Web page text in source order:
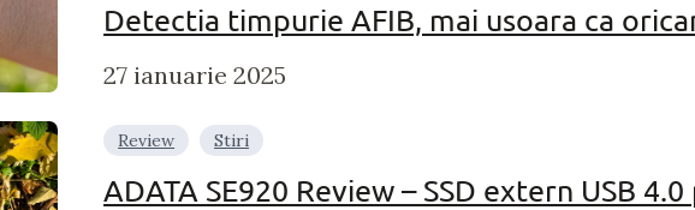
Detectia timpurie AFIB, mai usoara ca
27 ianuarie 2025
Review Stiri
ADATA SE920 Review – SSD extern USB